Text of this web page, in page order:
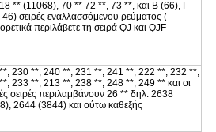
** (11068), 70 ** 72 **, 73 **, και Β (66), Γ
σειρές εναλλασσόμενου ρεύματος (
περιλάβετε τη σειρά QJ και QJF
230 **, 240 **, 231 **, 241 **, 222 **, 232 **,
233 **, 213 **, 238 **, 248 **, 249 ** και οι
σειρές περιλαμβάνουν 26 ** δηλ. 2638
2644 (3844) και ούτω καθεξής